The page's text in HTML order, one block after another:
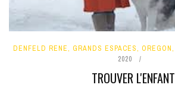
DENFELD RENE, GRANDS ESPACES, OREGON,
2020
TROUVER L'ENFANT